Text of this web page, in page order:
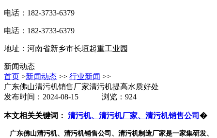
电话：182-3733-6379
电话：182-3733-6379
地址：河南省新乡市长垣起重工业园
新闻动态
首页 >新闻动态 >> 行业新闻 >>
广东佛山清污机销售厂家清污机提高水质好处
发布时间：2024-08-15 浏览：924
本文相关关键词： 清污机、清污机厂家、清污机销售公司 �
广东佛山清污机、清污机销售公司、清污机制造厂家是一家集研发、